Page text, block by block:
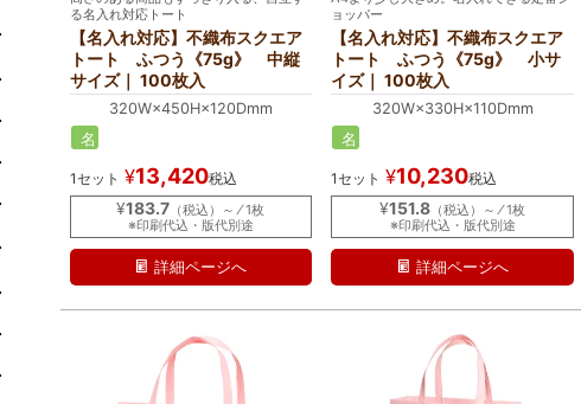
る名入れ対応トート
【名入れ対応】不織布スクエア
トート ふつう《75g》 中縦
サイズ｜ 100枚入
320W×450H×120Dmm
名
れ
1セット ¥13,420税込
¥183.7 （税込）～ ⁄ 1枚
※印刷代込・版代別途
詳細ページへ
ョッパー
【名入れ対応】不織布スクエア
トート ふつう《75g》 小サ
イズ｜ 100枚入
320W×330H×110Dmm
名
れ
1セット ¥10,230税込
¥151.8 （税込）～ ⁄ 1枚
※印刷代込・版代別途
詳細ページへ